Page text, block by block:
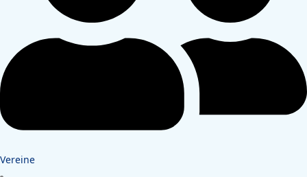
Vereine